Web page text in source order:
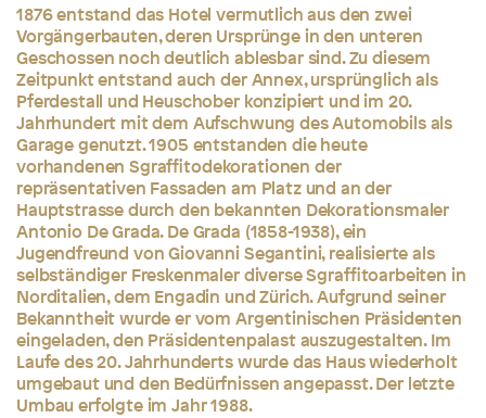
1876 entstand das Hotel vermutlich aus den zwei
Vorgängerbauten, deren Ursprünge in den unteren
Geschossen noch deutlich ablesbar sind. Zu diesem
Zeitpunkt entstand auch der Annex, ursprünglich als
Pferdestall und Heuschober konzipiert und im 20.
Jahrhundert mit dem Aufschwung des Automobils als
Garage genutzt. 1905 entstanden die heute
vorhandenen Sgraffitodekorationen der
repräsentativen Fassaden am Platz und an der
Hauptstrasse durch den bekannten Dekorationsmaler
Antonio De Grada. De Grada (1858-1938), ein
Jugendfreund von Giovanni Segantini, realisierte als
selbständiger Freskenmaler diverse Sgraffitoarbeiten in
Norditalien, dem Engadin und Zürich. Aufgrund seiner
Bekanntheit wurde er vom Argentinischen Präsidenten
eingeladen, den Präsidentenpalast auszugestalten. Im
Laufe des 20. Jahrhunderts wurde das Haus wiederholt
umgebaut und den Bedürfnissen angepasst. Der letzte
Umbau erfolgte im Jahr 1988.